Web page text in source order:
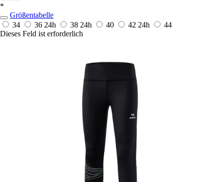
*
Größentabelle
34
36 24h 38 24h 40 42 24h
44
Dieses Feld ist erforderlich